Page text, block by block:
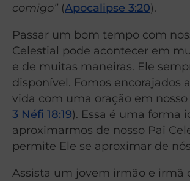
comigo” (Apocalipse 3:20).
Passar um bom tempo com
Celestial pode acontecer em
e de muitas maneiras. Ele
disponível. Fomos encorajados
vida com uma oração em nosso
3 Néfi 18:19). Essa é uma forma
aproximarmos de nosso Pai
permite Ele se aproximar de
Assista um jovem irmão e irmã